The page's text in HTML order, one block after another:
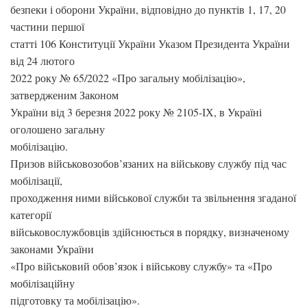
безпеки і оборони України, відповідно до пунктів 1, 17, 20
частини першої
статті 106 Конституції України Указом Президента України
від 24 лютого
2022 року № 65/2022 «Про загальну мобілізацію»,
затвердженим Законом
України від 3 березня 2022 року № 2105-ІХ, в Україні
оголошено загальну
мобілізацію.
Призов військовозобов’язаних на військову службу під час
мобілізації,
проходження ними військової служби та звільнення згаданої
категорії
військовослужбовців здійснюється в порядку, визначеному
законами України
«Про військовий обов’язок і військову службу» та «Про
мобілізаційну
підготовку та мобілізацію».